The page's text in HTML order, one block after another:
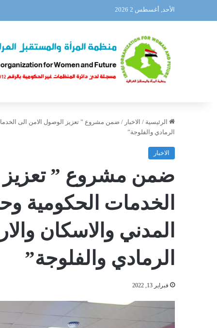
الأحد, أغسطس 2 2026
الرئيسية / الاخبار / ضمن مشروع ” تعزيز الوصول الامن الى
الرمادي والفلوجة”
الاخبار
ضمن مشروع ” تعزيز
الخدمات الحكومية
المدني والاسكان
الرمادي والفلوجة”
فبراير 13, 2022